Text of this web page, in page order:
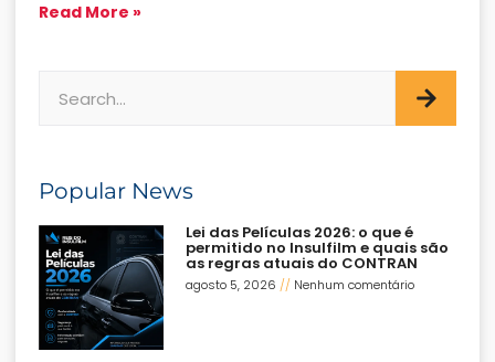
Read More »
Popular News
Lei das Películas 2026: o que é
permitido no Insulfilm e quais são
as regras atuais do CONTRAN
agosto 5, 2026 Nenhum comentário